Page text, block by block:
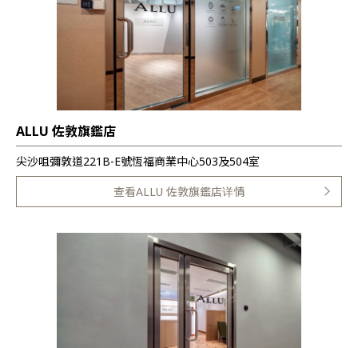
ALLU 佐敦旗鑑店
尖沙咀彌敦道221B-E號恆福商業中心503及504室
查看ALLU 佐敦旗鑑店详情